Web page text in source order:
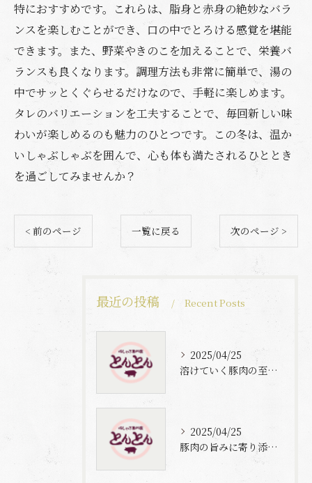
特におすすめです。これらは、脂身と赤身の絶妙なバラ
ンスを楽しむことができ、口の中でとろける感覚を堪能
できます。また、野菜やきのこを加えることで、栄養バ
ランスも良くなります。調理方法も非常に簡単で、湯の
中でサッとくぐらせるだけなので、手軽に楽しめます。
タレのバリエーションを工夫することで、毎回新しい味
わいが楽しめるのも魅力のひとつです。この冬は、温か
いしゃぶしゃぶを囲んで、心も体も満たされるひととき
を過ごしてみませんか？
< 前のページ 一覧に戻る 次のページ >
最近の投稿 Recent Posts
2025/04/25
溶けていく豚肉の至福体験
2025/04/25
豚肉の旨みに寄り添う自家製梅出汁の魅力